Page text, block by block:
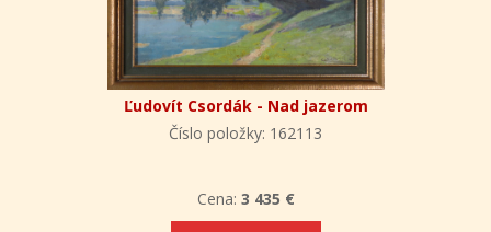
Ľudovít Csordák - Nad jazerom
Číslo položky: 162113
Cena: 3 435 €